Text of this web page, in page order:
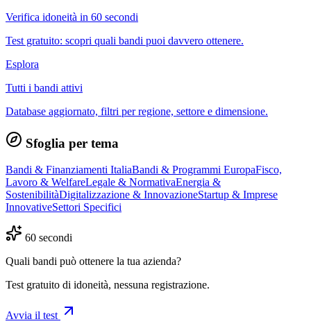
Verifica idoneità in 60 secondi
Test gratuito: scopri quali bandi puoi davvero ottenere.
Esplora
Tutti i bandi attivi
Database aggiornato, filtri per regione, settore e dimensione.
Sfoglia per tema
Bandi & Finanziamenti ItaliaBandi & Programmi EuropaFisco,
Lavoro & WelfareLegale & NormativaEnergia &
SostenibilitàDigitalizzazione & InnovazioneStartup & Imprese
InnovativeSettori Specifici
60 secondi
Quali bandi può ottenere la tua azienda?
Test gratuito di idoneità, nessuna registrazione.
Avvia il test